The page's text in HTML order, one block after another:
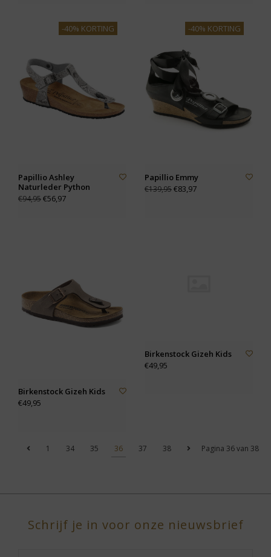
-40% KORTING
Papillio Ashley
Naturleder Python
€94,95€56,97
-40% KORTING
Papillio Emmy
€139,95€83,97
Birkenstock Gizeh Kids
€49,95
Birkenstock Gizeh Kids
€49,95
Pagina 36 van 38
1 34 35 36 37 38
Schrijf je in voor onze nieuwsbrief